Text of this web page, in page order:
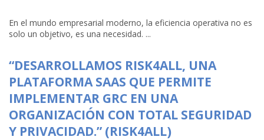
En el mundo empresarial moderno, la eficiencia operativa no es
solo un objetivo, es una necesidad. ...
“DESARROLLAMOS RISK4ALL, UNA
PLATAFORMA SAAS QUE PERMITE
IMPLEMENTAR GRC EN UNA
ORGANIZACIÓN CON TOTAL SEGURIDAD
Y PRIVACIDAD.” (RISK4ALL)